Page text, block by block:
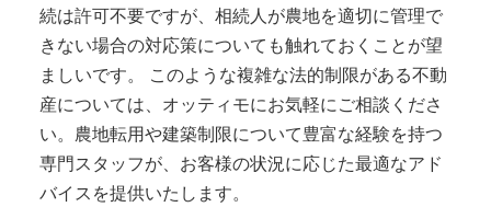
続は許可不要ですが、相続人が農地を適切に管理で
きない場合の対応策についても触れておくことが望
ましいです。 このような複雑な法的制限がある不動
産については、オッティモにお気軽にご相談くださ
い。農地転用や建築制限について豊富な経験を持つ
専門スタッフが、お客様の状況に応じた最適なアド
バイスを提供いたします。